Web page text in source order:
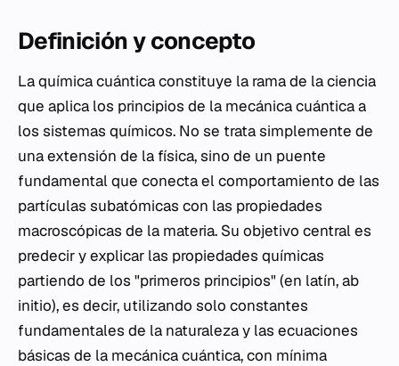
Definición y concepto
La química cuántica constituye la rama de la ciencia
que aplica los principios de la mecánica cuántica a
los sistemas químicos. No se trata simplemente de
una extensión de la física, sino de un puente
fundamental que conecta el comportamiento de las
partículas subatómicas con las propiedades
macroscópicas de la materia. Su objetivo central es
predecir y explicar las propiedades químicas
partiendo de los "primeros principios" (en latín,ab
initio), es decir, utilizando solo constantes
fundamentales de la naturaleza y las ecuaciones
básicas de la mecánica cuántica, con mínima